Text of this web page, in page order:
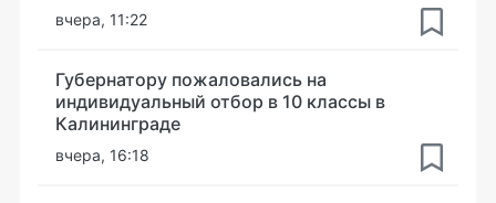
вчера, 11:22
Губернатору пожаловались на
индивидуальный отбор в 10 классы в
Калининграде
вчера, 16:18